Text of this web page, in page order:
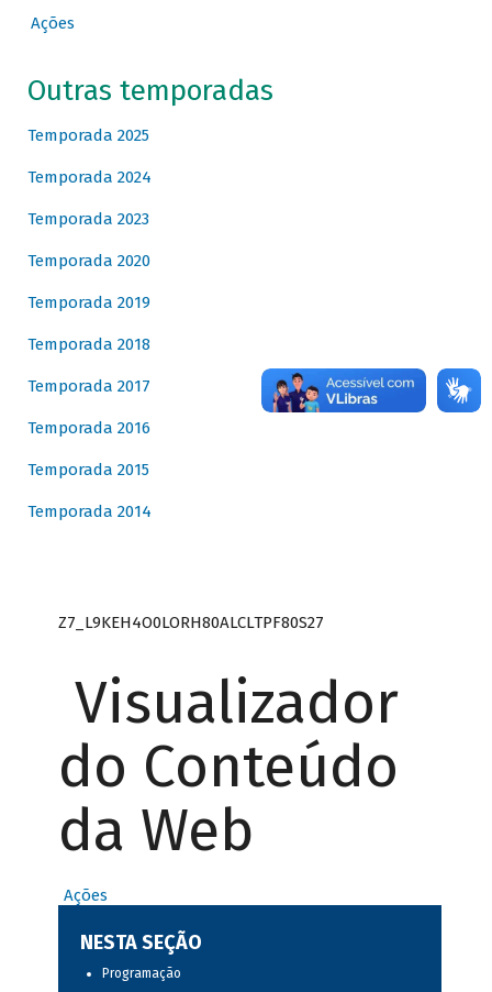
Ações
Outras temporadas
Temporada 2025
Temporada 2024
Temporada 2023
Temporada 2020
Temporada 2019
Temporada 2018
Temporada 2017
Temporada 2016
Temporada 2015
Temporada 2014
Z7_L9KEH4O0LORH80ALCLTPF80S27
Visualizador
do Conteúdo
da Web
Ações
NESTA SEÇÃO
Programação